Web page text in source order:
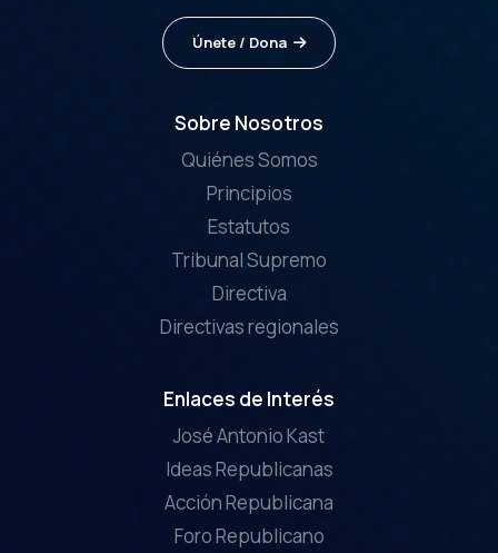
Únete / Dona
Sobre Nosotros
Quiénes Somos
Principios
Estatutos
Tribunal Supremo
Directiva
Directivas regionales
Enlaces de Interés
José Antonio Kast
Ideas Republicanas
Acción Republicana
Foro Republicano